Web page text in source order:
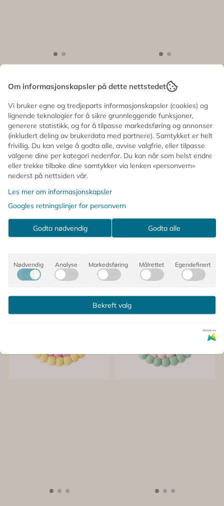
I ULL – Rund
Smiley Mint –
Aveva ...
225,-
På lager
I ULL – Rund
Smiley Raspberry
– ...
225,-
På lager
Kjøp
Om informasjonskapsler på dette nettstedet
Vi bruker egne og tredjeparts informasjonskapsler (cookies) og
lignende teknologier for å sikre grunnleggende funksjoner,
generere statistikk, og for å tilpasse markedsføring og annonser
(inkludert deling av brukerdata med partnere). Samtykket er helt
frivillig. Du kan velge å godta alle, avvise valgfrie, eller tilpasse
valgene dine per kategori nedenfor. Du kan når som helst endre
eller trekke tilbake dine samtykker via lenken «personvern»
nederst på nettsiden vår.
Les mer om informasjonskapsler
Googles retningslinjer for personvern
Godta nødvendig Godta alle
Nødvendig Analyse Markedsføring Målrettet Egendefinert
Bekreft valg
Drevet av